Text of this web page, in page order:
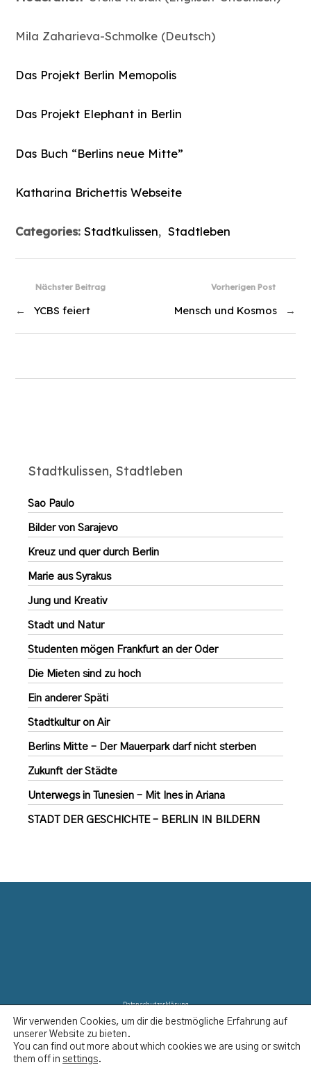
Mila Zaharieva-Schmolke (Deutsch)
Das Projekt Berlin Memopolis
Das Projekt Elephant in Berlin
Das Buch “Berlins neue Mitte”
Katharina Brichettis Webseite
Categories:Stadtkulissen, Stadtleben
Vorherigen Post
Mensch und Kosmos →
Nächster Beitrag
← YCBS feiert
Stadtkulissen, Stadtleben
Sao Paulo
Bilder von Sarajevo
Kreuz und quer durch Berlin
Marie aus Syrakus
Jung und Kreativ
Stadt und Natur
Studenten mögen Frankfurt an der Oder
Die Mieten sind zu hoch
Ein anderer Späti
Stadtkultur on Air
Berlins Mitte – Der Mauerpark darf nicht sterben
Zukunft der Städte
Unterwegs in Tunesien – Mit Ines in Ariana
STADT DER GESCHICHTE – BERLIN IN BILDERN
Datenschutzerklärung
Disclaimer
Wir verwenden Cookies, um dir die bestmögliche Erfahrung auf
unserer Website zu bieten.
You can find out more about which cookies we are using or switch
them off in settings.